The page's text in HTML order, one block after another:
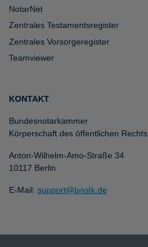
NotarNet
Zentrales Testamentsregister
Zentrales Vorsorgeregister
Teamviewer
KONTAKT
Bundesnotarkammer
Körperschaft des öffentlichen Rechts
Anton-Wilhelm-Amo-Straße 34
10117 Berlin
E-Mail: support@bnotk.de